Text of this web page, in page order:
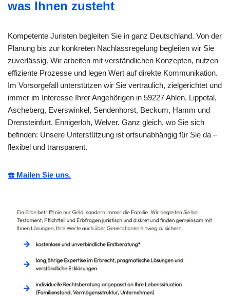
was Ihnen zusteht
Kompetente Juristen begleiten Sie in ganz Deutschland. Von der
Planung bis zur konkreten Nachlassregelung begleiten wir Sie
zuverlässig. Wir arbeiten mit verständlichen Konzepten, nutzen
effiziente Prozesse und legen Wert auf direkte Kommunikation.
Im Vorsorgefall unterstützen wir Sie vertraulich, zielgerichtet und
immer im Interesse Ihrer Angehörigen in 59227 Ahlen, Lippetal,
Ascheberg, Everswinkel, Sendenhorst, Beckum, Hamm und
Drensteinfurt, Ennigerloh, Welver. Ganz gleich, wo Sie sich
befinden: Unsere Unterstützung ist ortsunabhängig für Sie da –
flexibel und transparent.
☎️ Mailen Sie uns.